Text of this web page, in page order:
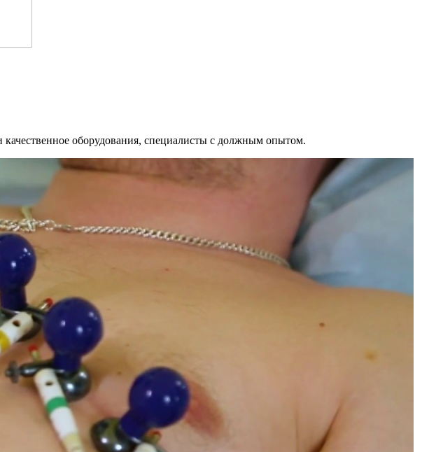
качественное оборудования, специалисты с должным опытом.